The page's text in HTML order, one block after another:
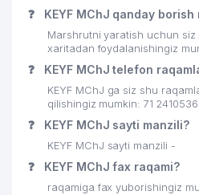
25 ANKA MChJ II
MIRSALIHOV T.S YAKKA
TADBIRKOR
27 UZINFOCOM DUK
UZINFOCOM
AXBOROT
RIVOJLANTIRISH VA
❓ KEYF MChJ qanday borish
Marshrutni yaratish uchun
xaritadan foydalanishingiz
❓ KEYF MChJ telefon
KEYF MChJ ga siz shu
qilishingiz mumkin: 71 2410536
❓ KEYF MChJ sayti manzili?
KEYF MChJ sayti manzili -
❓ KEYF MChJ fax raqami?
raqamiga fax yuborishingiz